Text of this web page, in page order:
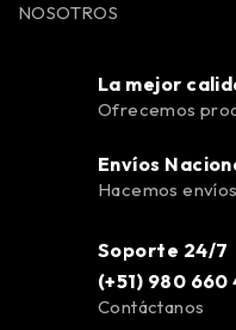
NOSOTROS
La mejor
Ofrecemos
Envíos
Hacemos
Soporte 24/7
(+51) 980 660
Contáctanos